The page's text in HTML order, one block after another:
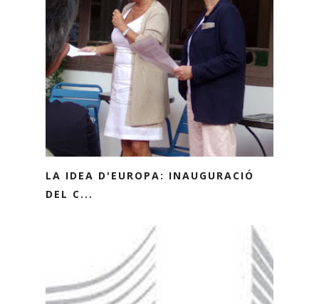
LA IDEA D'EUROPA: INAUGURACIÓ
DEL C...